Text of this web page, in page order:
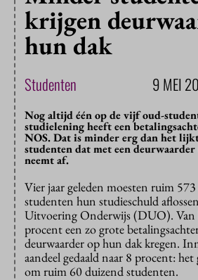
krijgen
hun dak
Studenten 9 MEI
Nog altijd één op de vijf oud-
studielening heeft een
NOS. Dat is minder erg dan het
studenten dat met een
neemt af.
Vier jaar geleden moesten ruim
studenten hun studieschuld
Uitvoering Onderwijs (DUO). Van
procent een zo grote
deurwaarder op hun dak kregen.
aandeel gedaald naar 8 procent:
om ruim 60 duizend studenten.